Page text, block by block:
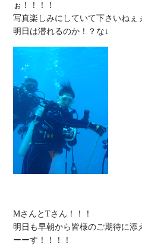
ぉ！！！！
写真楽しみにしていて下さいねぇ
MさんとTさん！！！
明日も早朝から皆様のご期待に添
ーーす！！！！